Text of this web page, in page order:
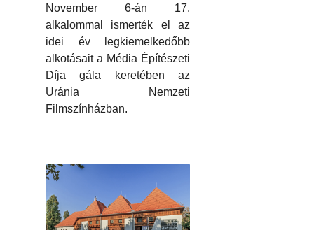
November 6-án 17.
alkalommal ismerték el az
idei év legkiemelkedőbb
alkotásait a Média Építészeti
Díja gála keretében az
Uránia Nemzeti
Filmszínházban.